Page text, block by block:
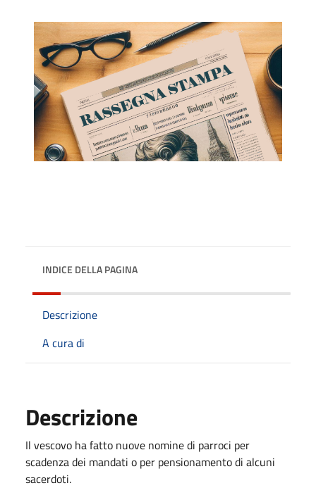
INDICE DELLA PAGINA
Descrizione
A cura di
Descrizione
Il vescovo ha fatto nuove nomine di parroci per
scadenza dei mandati o per pensionamento di alcuni
sacerdoti.